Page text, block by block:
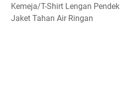
Kemeja/T-Shirt Lengan Pendek
Jaket Tahan Air Ringan